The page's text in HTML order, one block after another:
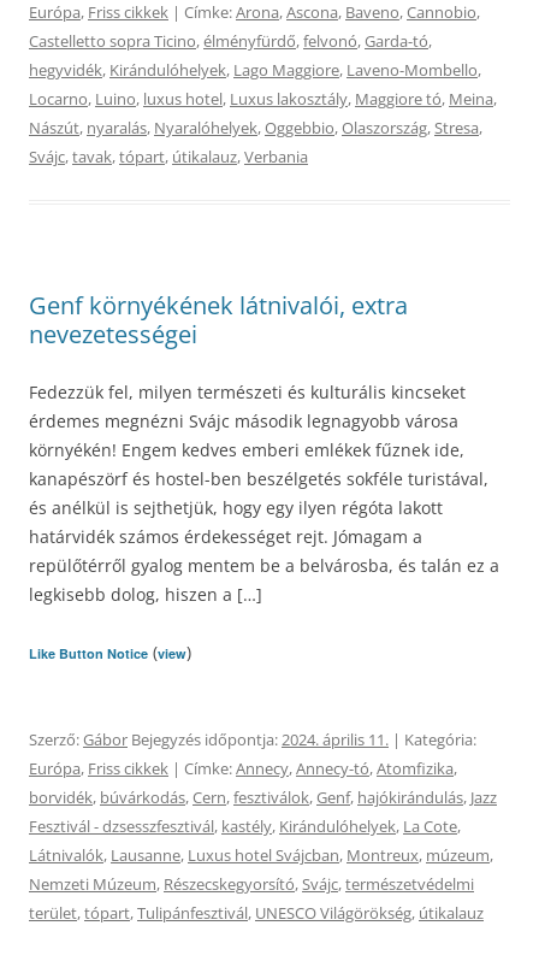
Európa, Friss cikkek | Címke:Arona,Ascona, Baveno,Cannobio,
Castelletto sopra Ticino,élményfürdő,felvonó,Garda-tó,
hegyvidék, Kirándulóhelyek, Lago Maggiore, Laveno-Mombello,
Locarno, Luino, luxus hotel, Luxus lakosztály, Maggiore tó, Meina,
Nászút, nyaralás, Nyaralóhelyek,Oggebbio,Olaszország,Stresa,
Svájc,tavak,tópart, útikalauz,Verbania
Genf környékének látnivalói, extra
nevezetességei
Fedezzük fel, milyen természeti és kulturális kincseket
érdemes megnézni Svájc második legnagyobb városa
környékén! Engem kedves emberi emlékek fűznek ide,
kanapészörf és hostel-ben beszélgetés sokféle turistával,
és anélkül is sejthetjük, hogy egy ilyen régóta lakott
határvidék számos érdekességet rejt. Jómagam a
repülőtérről gyalog mentem be a belvárosba, és talán ez a
legkisebb dolog, hiszen a […]
Like Button Notice (view)
Szerző:Gábor Bejegyzés időpontja:2024. április 11. | Kategória:
Európa, Friss cikkek | Címke:Annecy,Annecy-tó,Atomfizika,
borvidék, búvárkodás,Cern,fesztiválok,Genf, hajókirándulás, Jazz
Fesztivál - dzsesszfesztivál, kastély, Kirándulóhelyek, La Cote,
Látnivalók, Lausanne, Luxus hotel Svájcban, Montreux, múzeum,
Nemzeti Múzeum, Részecskegyorsító,Svájc,természetvédelmi
terület,tópart,Tulipánfesztivál, UNESCO Világörökség, útikalauz